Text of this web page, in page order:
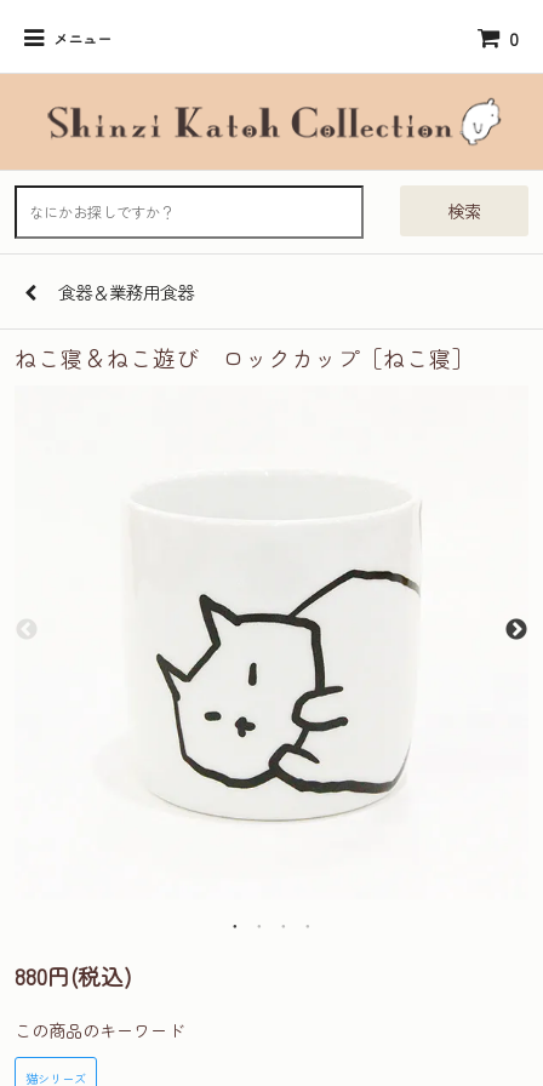
メニュー 0
検索
食器＆業務用食器
ねこ寝＆ねこ遊び ロックカップ［ねこ寝］
880円(税込)
この商品のキーワード
猫シリーズ